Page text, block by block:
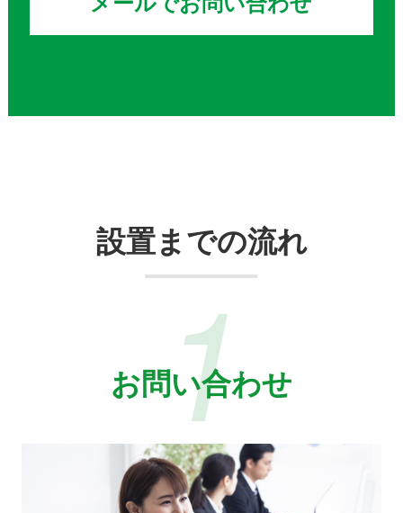
設置までの流れ
1
お問い合わせ